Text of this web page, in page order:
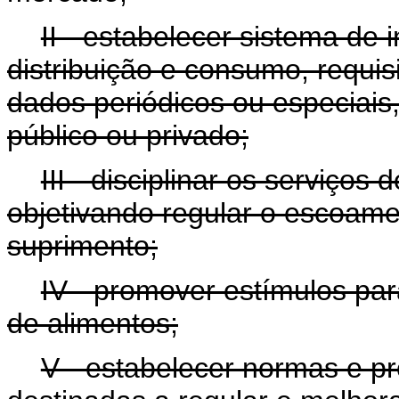
II - estabelecer sistema de
distribuição e consumo,
dados periódicos ou
público ou privado;
III - disciplinar os serviços
objetivando regular o
suprimento;
IV - promover estímulos
de alimentos;
V - estabelecer normas e